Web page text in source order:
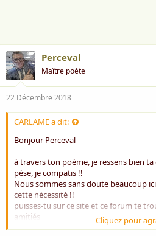
Perceval
Maître poète
22 Décembre 2018
CARLAME a dit:
Bonjour Perceval
à travers ton poème, je ressens bien
pèse, je compatis !!
Nous sommes sans doute beaucoup
cette nécessité !!
puisses-tu sur ce site et ce forum te
amitiés
carlame
Cliquez pour